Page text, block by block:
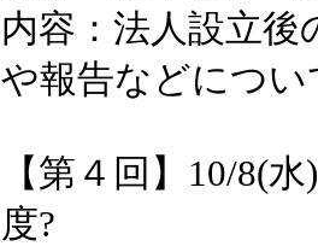
内容：法人設立
や報告などについ
【第４回】10/8(
度?